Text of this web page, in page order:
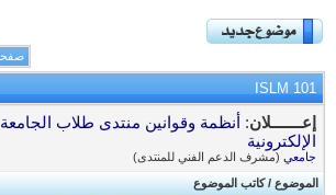
صفحة 2 من 3
ISLM 101
إعـــــــلان:أنظمة وقوانين منتدى طلاب الجامعة
الإلكترونية
جامعي(مشرف الدعم الفني للمنتدى)
الموضوع/كاتب الموضوع